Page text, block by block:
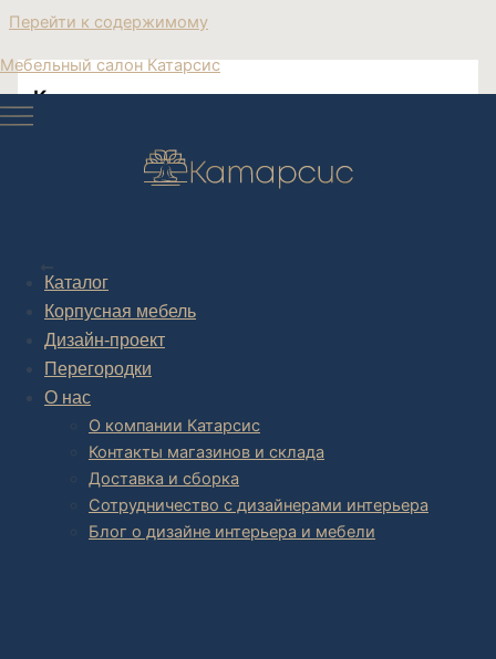
Перейти к содержимому
Мебельный салон Катарсис
Каталог
Корпусная мебель
Дизайн-проект
Перегородки
О нас
О компании Катарсис
Контакты магазинов и склада
Доставка и сборка
Сотрудничество с дизайнерами интерьера
Блог о дизайне интерьера и мебели
Купить кресло кожа на ножках